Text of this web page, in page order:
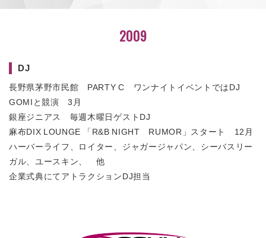
2009
DJ
長野県茅野市民館 PARTY C ワンナイトイベントではDJ
GOMIと競演 3月
銀座ジニアス 毎週木曜日ゲストDJ
麻布DIX LOUNGE 「R&B NIGHT RUMOR」スタート 12月
ハーバーライフ、ロイター、ジャガージャパン、シーバスリー
ガル、ユースキン、 他
企業式典にてアトラクションDJ担当